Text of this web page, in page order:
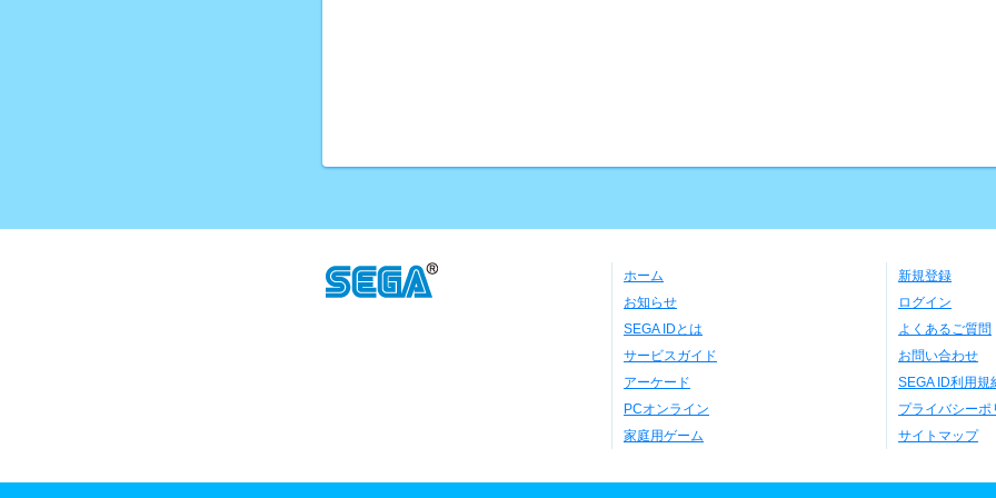
ホーム
お知らせ
SEGA IDとは
サービスガイド
アーケード
PCオンライン
家庭用ゲーム
新規登録
ログイン
よくあるご質問
お問い合わせ
SEGA ID利用規
プライバシーポ
サイトマップ